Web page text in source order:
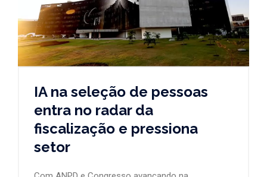
IA na seleção de pessoas
entra no radar da
fiscalização e pressiona
setor